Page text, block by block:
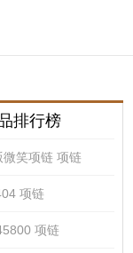
排行榜
笑项链 项链
项链
项链